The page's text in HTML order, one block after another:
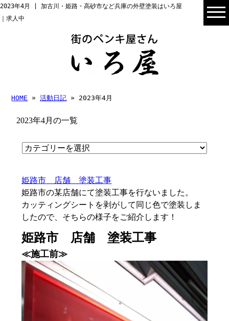
2023年4月 | 加古川・姫路・高砂市など兵庫の外壁塗装はいろ屋
｜求人中
HOME »活動日記 » 2023年4月
2023年4月の一覧
姫路市 店舗 塗装工事
姫路市の某店舗にて塗装工事を行ないました。
カッティングシートを剥がして同じ色で塗装しま
したので、そちらの様子をご紹介します！
姫路市 店舗 塗装工事
≪施工前≫